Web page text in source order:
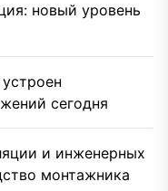
новый уровень
сегодня
и инженерных
монтажника